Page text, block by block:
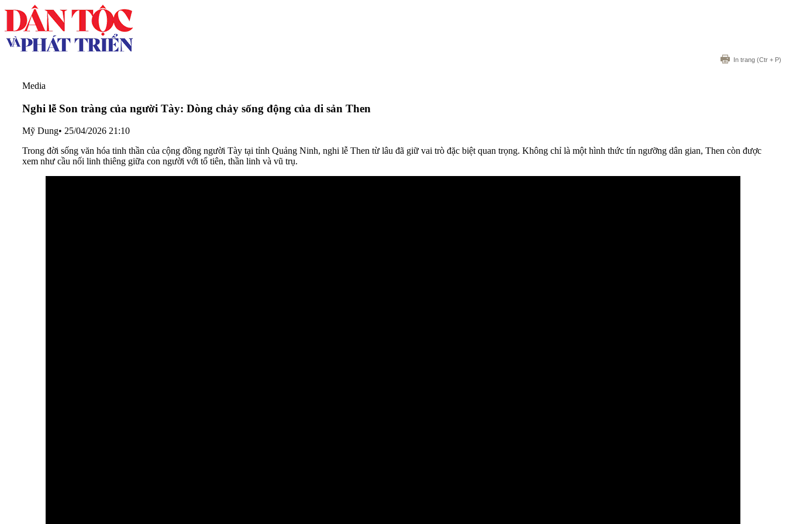
In trang (Ctr + P)
Media
Nghi lễ Son tràng của người Tày: Dòng chảy sống động của di sản Then
Mỹ Dung• 25/04/2026 21:10
Trong đời sống văn hóa tinh thần của cộng đồng người Tày tại tỉnh Quảng Ninh, nghi lễ Then từ lâu đã giữ vai trò đặc biệt quan trọng. Không chỉ là một hình thức tín ngưỡng dân gian, Then còn được
xem như cầu nối linh thiêng giữa con người với tổ tiên, thần linh và vũ trụ.